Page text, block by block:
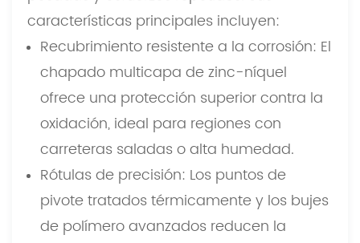
características principales incluyen:
Recubrimiento resistente a la corrosión: El
chapado multicapa de zinc-níquel
ofrece una protección superior contra la
oxidación, ideal para regiones con
carreteras saladas o alta humedad.
Rótulas de precisión: Los puntos de
pivote tratados térmicamente y los bujes
de polímero avanzados reducen la